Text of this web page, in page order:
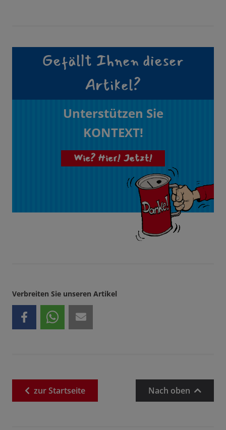
Gefällt Ihnen dieser
Artikel?
Unterstützen Sie
KONTEXT!
Wie? Hier! Jetzt!
Verbreiten Sie unseren Artikel
zurStartseite Nach oben